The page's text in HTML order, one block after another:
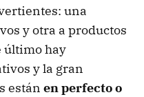
una
y otra a productos
último hay
y la gran
están en perfecto o